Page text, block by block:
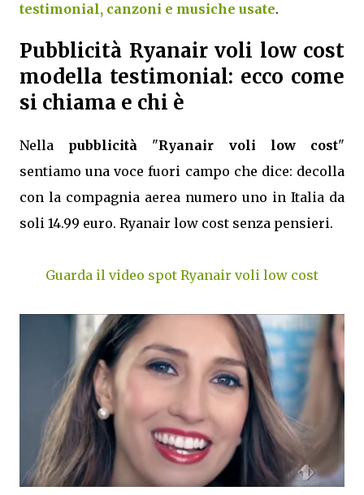
testimonial, canzoni e musiche usate.
Pubblicità Ryanair voli low cost
modella testimonial: ecco come
si chiama e chi è
Nella pubblicità "Ryanair voli low cost"
sentiamo una voce fuori campo che dice: decolla
con la compagnia aerea numero uno in Italia da
soli 14.99 euro. Ryanair low cost senza pensieri.
Guarda il video spot Ryanair voli low cost